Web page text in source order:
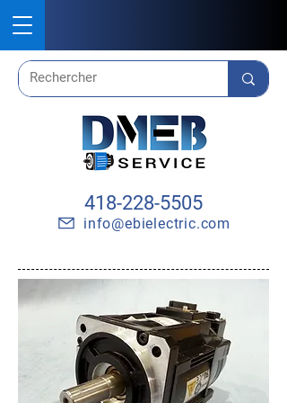
418-228-5505
info@ebielectric.com